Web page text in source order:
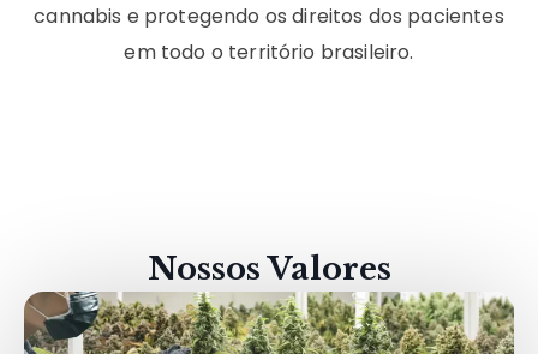
cannabis e protegendo os direitos dos pacientes
em todo o território brasileiro.
Nossos Valores